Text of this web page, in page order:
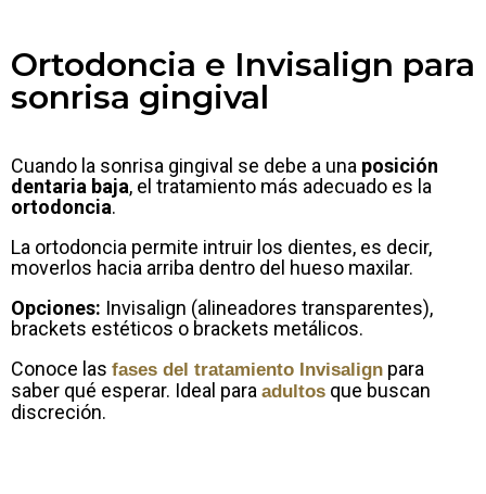
Ortodoncia e Invisalign para
sonrisa gingival
Cuando la sonrisa gingival se debe a una posición
dentaria baja, el tratamiento más adecuado es la
ortodoncia.
La ortodoncia permite intruir los dientes, es decir,
moverlos hacia arriba dentro del hueso maxilar.
Opciones: Invisalign (alineadores transparentes),
brackets estéticos o brackets metálicos.
Conoce las fases del tratamiento Invisalign para
saber qué esperar. Ideal para adultos que buscan
discreción.